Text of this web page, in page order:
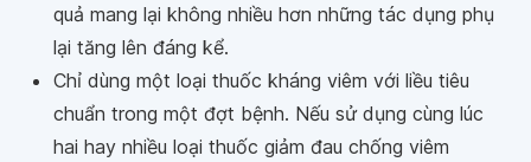
quả mang lại không nhiều hơn những tác dụng phụ
lại tăng lên đáng kể.
Chỉ dùng một loại thuốc kháng viêm với liều tiêu
chuẩn trong một đợt bệnh. Nếu sử dụng cùng lúc
hai hay nhiều loại thuốc giảm đau chống viêm